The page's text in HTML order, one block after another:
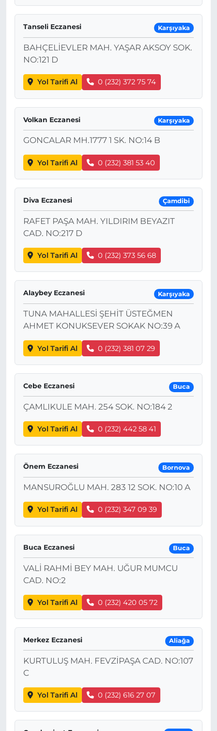
Tanseli Eczanesi Karşıyaka
BAHÇELİEVLER MAH. YAŞAR AKSOY SOK.
NO:121 D
Yol Tarifi Al 0 (232) 372 75 74
Volkan Eczanesi Karşıyaka
GONCALAR MH.1777 1 SK. NO:14 B
Yol Tarifi Al 0 (232) 381 53 40
Diva Eczanesi Çamdibi
RAFET PAŞA MAH. YILDIRIM BEYAZIT
CAD. NO:217 D
Yol Tarifi Al 0 (232) 373 56 68
Alaybey Eczanesi Karşıyaka
TUNA MAHALLESİ ŞEHİT ÜSTEĞMEN
AHMET KONUKSEVER SOKAK NO:39 A
Yol Tarifi Al 0 (232) 381 07 29
Cebe Eczanesi Buca
ÇAMLIKULE MAH. 254 SOK. NO:184 2
Yol Tarifi Al 0 (232) 442 58 41
Önem Eczanesi Bornova
MANSUROĞLU MAH. 283 12 SOK. NO:10 A
Yol Tarifi Al 0 (232) 347 09 39
Buca Eczanesi Buca
VALİ RAHMİ BEY MAH. UĞUR MUMCU
CAD. NO:2
Yol Tarifi Al 0 (232) 420 05 72
Merkez Eczanesi Aliağa
KURTULUŞ MAH. FEVZİPAŞA CAD. NO:107
C
Yol Tarifi Al 0 (232) 616 27 07